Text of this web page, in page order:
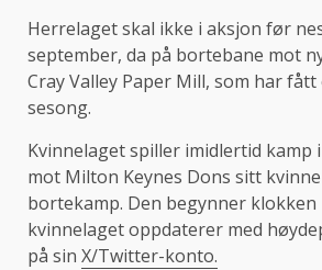
Herrelaget skal ikke i aksjon før
september, da på bortebane mot
Cray Valley Paper Mill, som har
sesong.
Kvinnelaget spiller imidlertid kamp
mot Milton Keynes Dons sitt
bortekamp. Den begynner
kvinnelaget oppdaterer med
på sin X/Twitter-konto.